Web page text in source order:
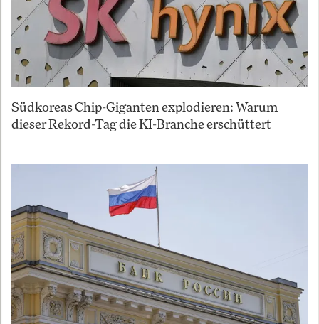
Südkoreas Chip-Giganten explodieren: Warum
dieser Rekord-Tag die KI-Branche erschüttert